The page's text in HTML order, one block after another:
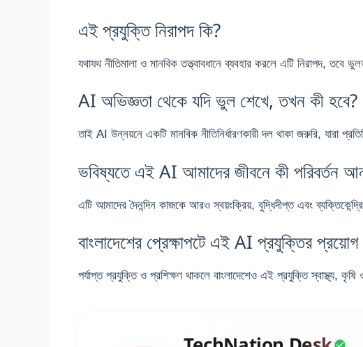
এই প্রযুক্তি নিরাপদ কি?
যথাযথ নীতিমালা ও মানবিক তত্ত্বাবধানে ব্যবহার করলে এটি নিরাপদ, তবে
AI অভিজ্ঞতা থেকে যদি ভুল শেখে, তখন কী হবে?
তাই AI উন্নয়নে একটি মানবিক নীতিনির্ধারণকারী দল থাকা জরুরি, যারা
ভবিষ্যতে এই AI আমাদের জীবনে কী পরিবর্তন
এটি আমাদের দৈনন্দিন কাজকে আরও স্বয়ংক্রিয়, বুদ্ধিদীপ্ত এবং
বাংলাদেশের প্রেক্ষাপটে এই AI প্রযুক্তির
পর্যাপ্ত প্রযুক্তি ও প্রশিক্ষণ থাকলে বাংলাদেশেও এই প্রযুক্তি স্বাস্থ্য, কৃষি